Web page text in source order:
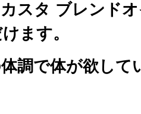
タ ブレンドオ
ます。
で体が欲して